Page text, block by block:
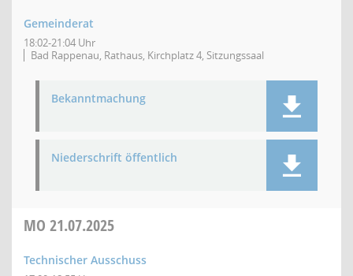
Gemeinderat
18:02-21:04 Uhr
Bad Rappenau, Rathaus, Kirchplatz 4, Sitzungssaal
Bekanntmachung
Niederschrift öffentlich
MO 21.07.2025
Technischer Ausschuss